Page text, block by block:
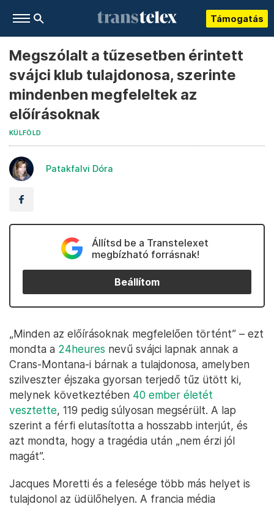
Támogatás
Megszólalt a tűzesetben érintett
svájci klub tulajdonosa, szerinte
mindenben megfeleltek az
előírásoknak
KÜLFÖLD
Patakfalvi Dóra
Állítsd be a Transtelexet
megbízható forrásnak!
Beállítom
„Minden az előírásoknak megfelelően történt” – ezt
mondta a 24heures nevű svájci lapnak annak a
Crans-Montana-i bárnak a tulajdonosa, amelyben
szilveszter éjszaka gyorsan terjedő tűz ütött ki,
melynek következtében 40 ember életét
vesztette, 119 pedig súlyosan megsérült. A lap
szerint a férfi elutasította a hosszabb interjút, és
azt mondta, hogy a tragédia után „nem érzi jól
magát”.
Jacques Moretti és a felesége több más helyet is
tulajdonol az üdülőhelyen. A francia média